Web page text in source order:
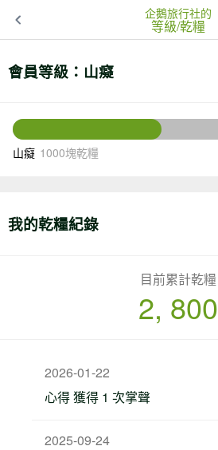
企鵝旅行社的
等級/乾糧
會員等級： 山癡
山癡 1000塊乾糧
我的乾糧紀錄
目前累計乾糧
2, 800
2026-01-22
心得 獲得 1 次掌聲
2025-09-24